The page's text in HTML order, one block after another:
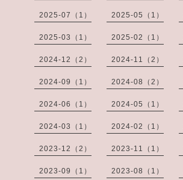
2025-07（1） 2025-05（1）
2025-03（1） 2025-02（1）
2024-12（2） 2024-11（2）
2024-09（1） 2024-08（2）
2024-06（1） 2024-05（1）
2024-03（1） 2024-02（1）
2023-12（2） 2023-11（1）
2023-09（1） 2023-08（1）